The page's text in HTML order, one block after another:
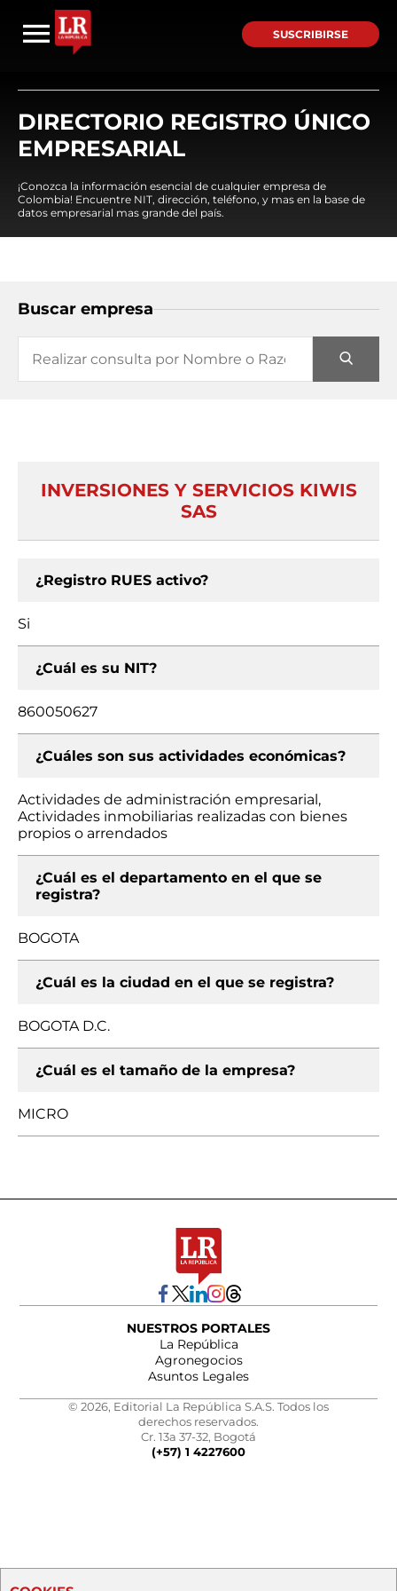
SUSCRIBIRSE
DIRECTORIO REGISTRO ÚNICO
EMPRESARIAL
¡Conozca la información esencial de cualquier empresa de
Colombia! Encuentre NIT, dirección, teléfono, y mas en la base de
datos empresarial mas grande del país.
Buscar empresa
INVERSIONES Y SERVICIOS KIWIS
SAS
¿Registro RUES activo?
Si
¿Cuál es su NIT?
860050627
¿Cuáles son sus actividades económicas?
Actividades de administración empresarial,
Actividades inmobiliarias realizadas con bienes
propios o arrendados
¿Cuál es el departamento en el que se
registra?
BOGOTA
¿Cuál es la ciudad en el que se registra?
BOGOTA D.C.
¿Cuál es el tamaño de la empresa?
MICRO
NUESTROS PORTALES
La República
Agronegocios
Asuntos Legales
© 2026, Editorial La República S.A.S. Todos los
derechos reservados.
Cr. 13a 37-32, Bogotá
(+57) 1 4227600